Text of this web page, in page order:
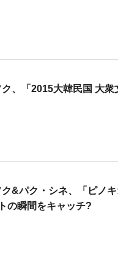
、「2015大韓民国 大衆
&パク・シネ、「ピノ
の瞬間をキャッチ?